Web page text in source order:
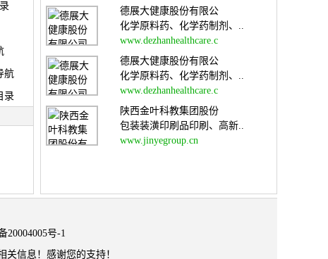
航
录
德展大健康股份有限公
化学原料药、化学药制剂、..
www.dezhanhealthcare.c
德展大健康股份有限公
化学原料药、化学药制剂、..
www.dezhanhealthcare.c
陕西金叶科教集团股份
包装装潢印刷品印刷、高新..
www.jinyegroup.cn
20004005号-1
信息！感谢您的支持！